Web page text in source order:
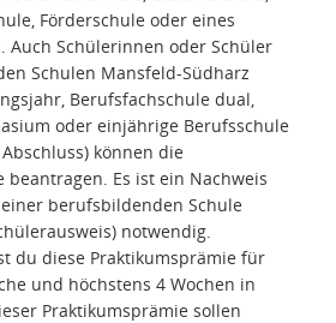
Förderschule oder eines
Auch Schülerinnen oder Schüler
Schulen Mansfeld-Südharz
Berufsfachschule dual,
oder einjährige Berufsschule
können die
beantragen. Es ist ein Nachweis
berufsbildenden Schule
notwendig.
du diese Praktikumsprämie für
und höchstens 4 Wochen in
Praktikumsprämie sollen